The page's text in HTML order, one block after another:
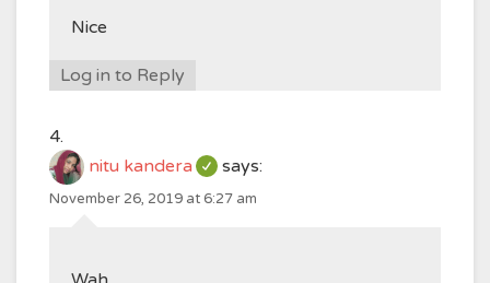
Nice
Log in to Reply
nitu kandera says:
November 26, 2019 at 6:27 am